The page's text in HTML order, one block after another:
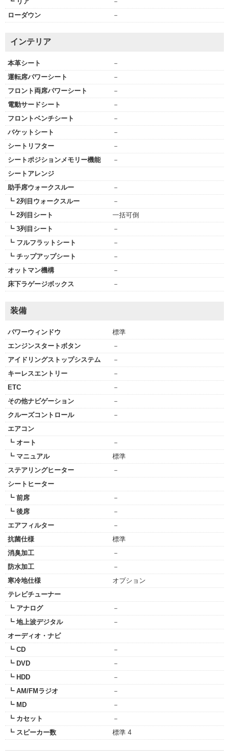
ローダウン
－
インテリア
本革シート
－
運転席パワーシート
－
フロント両席パワーシート
－
電動サードシート
－
フロントベンチシート
－
バケットシート
－
シートリフター
－
シートポジションメモリー機能
－
シートアレンジ
助手席ウォークスルー
－
┗ 2列目ウォークスルー
－
┗ 2列目シート
一括可倒
┗ 3列目シート
－
┗ フルフラットシート
－
┗ チップアップシート
－
オットマン機構
－
床下ラゲージボックス
－
装備
パワーウィンドウ
標準
エンジンスタートボタン
－
アイドリングストップシステム
－
キーレスエントリー
－
ETC
－
その他ナビゲーション
－
クルーズコントロール
－
エアコン
┗ オート
－
┗ マニュアル
標準
ステアリングヒーター
－
シートヒーター
┗ 前席
－
┗ 後席
－
エアフィルター
－
抗菌仕様
標準
消臭加工
－
防水加工
－
寒冷地仕様
オプション
テレビチューナー
┗ アナログ
－
┗ 地上波デジタル
－
オーディオ・ナビ
┗ CD
－
┗ DVD
－
┗ HDD
－
┗ AM/FMラジオ
－
┗ MD
－
┗ カセット
－
┗ スピーカー数
標準 4